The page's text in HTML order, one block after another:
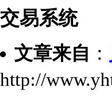
交易系统
文章来自 ：
http://